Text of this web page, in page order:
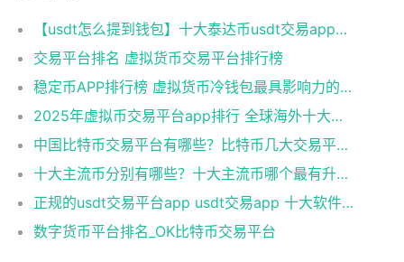
【usdt怎么提到钱包】十大泰达币usdt交易app榜单
交易平台排名 虚拟货币交易平台排行榜
稳定币APP排行榜 虚拟货币冷钱包最具影响力的安卓榜单
2025年虚拟币交易平台app排行 全球海外十大虚拟货币交易所
中国比特币交易平台有哪些？比特币几大交易平台)
十大主流币分别有哪些？十大主流币哪个最有升值空间
正规的usdt交易平台app usdt交易app 十大软件合集
数字货币平台排名_OK比特币交易平台